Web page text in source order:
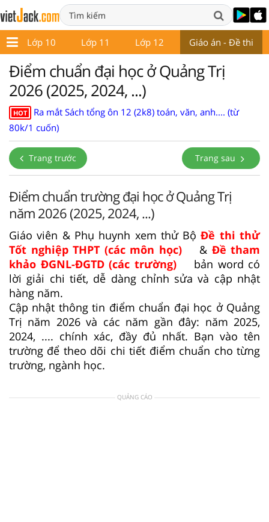
Lớp 10 Lớp 11 Lớp 12 Giáo án - Đề thi
Điểm chuẩn đại học ở Quảng Trị
2026 (2025, 2024, ...)
HOT
Ra mắt Sách tổng ôn 12 (2k8) toán, văn, anh.... (từ
80k/1 cuốn)
Trang trước Trang sau
Điểm chuẩn trường đại học ở Quảng Trị
năm 2026 (2025, 2024, ...)
Giáo viên & Phụ huynh xem thử BộĐề thi thử
Tốt nghiệp THPT (các môn học)
& Đề tham
khảo ĐGNL-ĐGTD (các trường)
bản word có
lời giải chi tiết, dễ dàng chỉnh sửa và cập nhật
hàng năm.
Cập nhật thông tin điểm chuẩn đại học ở Quảng
Trị năm 2026 và các năm gần đây: năm 2025,
2024, .... chính xác, đầy đủ nhất. Bạn vào tên
trường để theo dõi chi tiết điểm chuẩn cho từng
trường, ngành học.
QUẢNG CÁO